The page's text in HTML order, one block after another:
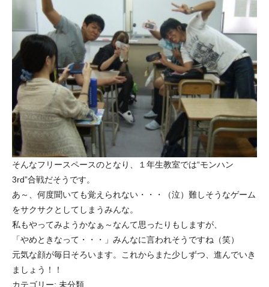
そんなフリースペースのとなり、１年生教室では“モンハン
3rd”合戦だそうです。
あ～、何度聞いても覚えられない・・・（泣）難しそうなゲーム
をサクサクとしてしまうみんな。
私もやってみようかなぁ～なんて思ったりもしますが、
「やめときなって・・・」みんなに言われそうですね（笑）
元気な顔が毎日そろいます。これからまた少しずつ、進んでいき
ましょう！！
カテゴリー: 未分類